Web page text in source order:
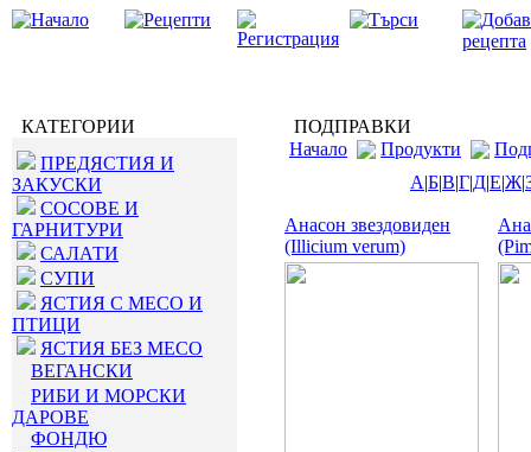
КАТЕГОРИИ
ПРЕДЯСТИЯ И
ЗАКУСКИ
СОСОВЕ И
ГАРНИТУРИ
САЛАТИ
СУПИ
ЯСТИЯ С МЕСО И
ПТИЦИ
ЯСТИЯ БЕЗ МЕСО
ВЕГАНСКИ
РИБИ И МОРСКИ
ДАРОВЕ
ФОНДЮ
ПОДПРАВКИ
Начало
Продукти
А|Б|В|Г|Д|Е|Ж|
Анасон звездовиден
(Illicium verum)